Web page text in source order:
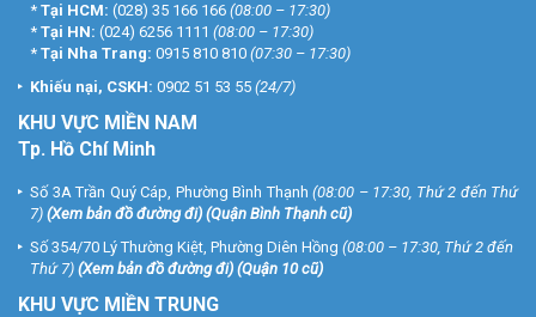
* Tại HCM: (028) 35 166 166 (08:00 – 17:30)
* Tại HN: (024) 6256 1111 (08:00 – 17:30)
* Tại Nha Trang: 0915 810 810 (07:30 – 17:30)
Khiếu nại, CSKH: 0902 51 53 55 (24/7)
KHU VỰC MIỀN NAM
Tp. Hồ Chí Minh
Số 3A Trần Quý Cáp, Phường Bình Thạnh (08:00 – 17:30, Thứ 2 đến Thứ
7) (Xem bản đồ đường đi) (Quận Bình Thạnh cũ)
Số 354/70 Lý Thường Kiệt, Phường Diên Hồng (08:00 – 17:30, Thứ 2 đến
Thứ 7) (Xem bản đồ đường đi) (Quận 10 cũ)
KHU VỰC MIỀN TRUNG